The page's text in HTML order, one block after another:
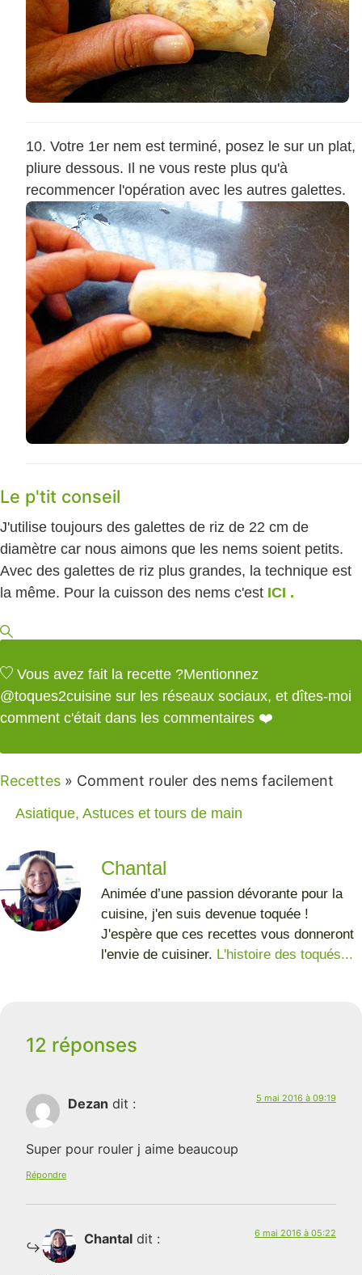
Votre 1er nem est terminé, posez le sur un plat,
pliure dessous. Il ne vous reste plus qu'à
recommencer l'opération avec les autres galettes.
Le p'tit conseil
J'utilise toujours des galettes de riz de 22 cm de
diamètre car nous aimons que les nems soient petits.
Avec des galettes de riz plus grandes, la technique est
la même. Pour la cuisson des nems c'est ICI .
Vous avez fait la recette ?Mentionnez
@toques2cuisine sur les réseaux sociaux, et dîtes-moi
comment c'était dans les commentaires ❤️
Recettes » Comment rouler des nems facilement
Asiatique, Astuces et tours de main
Chantal
Animée d’une passion dévorante pour la
cuisine, j'en suis devenue toquée !
J'espère que ces recettes vous donneront
l'envie de cuisiner. L'histoire des toqués...
12 réponses
Dezan dit : 5 mai 2016 à 09:19
Super pour rouler j aime beaucoup
Répondre
Chantal dit : 6 mai 2016 à 05:22